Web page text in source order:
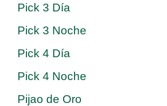
Pick 3 Día
Pick 3 Noche
Pick 4 Día
Pick 4 Noche
Pijao de Oro